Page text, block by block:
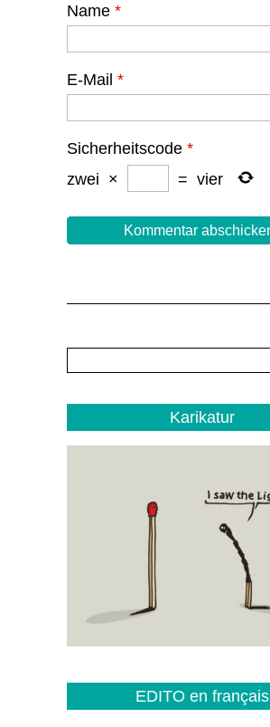
Name *
E-Mail *
Sicherheitscode *
zwei × = vier
Karikatur
EDITO en français